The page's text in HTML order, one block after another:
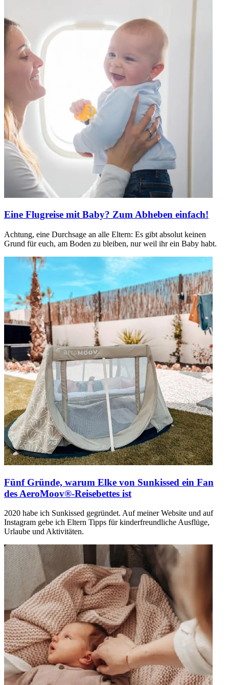
Eine Flugreise mit Baby? Zum Abheben einfach!
Achtung, eine Durchsage an alle Eltern: Es gibt absolut keinen
Grund für euch, am Boden zu bleiben, nur weil ihr ein Baby habt.
Fünf Gründe, warum Elke von Sunkissed ein Fan
des AeroMoov®-Reisebettes ist
2020 habe ich Sunkissed gegründet. Auf meiner Website und auf
Instagram gebe ich Eltern Tipps für kinderfreundliche Ausflüge,
Urlaube und Aktivitäten.